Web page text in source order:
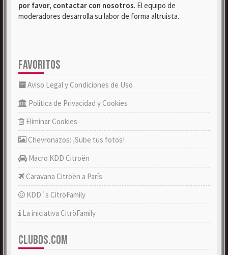
por favor, contactar con nosotros. El equipo de
moderadores desarrolla su labor de forma altruista.
FAVORITOS
Aviso Legal y Condiciones de Uso
Política de Privacidad y Cookies
Eliminar Cookies
Chevronazos: ¡Sube tus fotos!
Macro KDD Citroën
Caravana Citroën a París
KDD´s CitröFamily
La iniciativa CitröFamily
CLUBDS.COM